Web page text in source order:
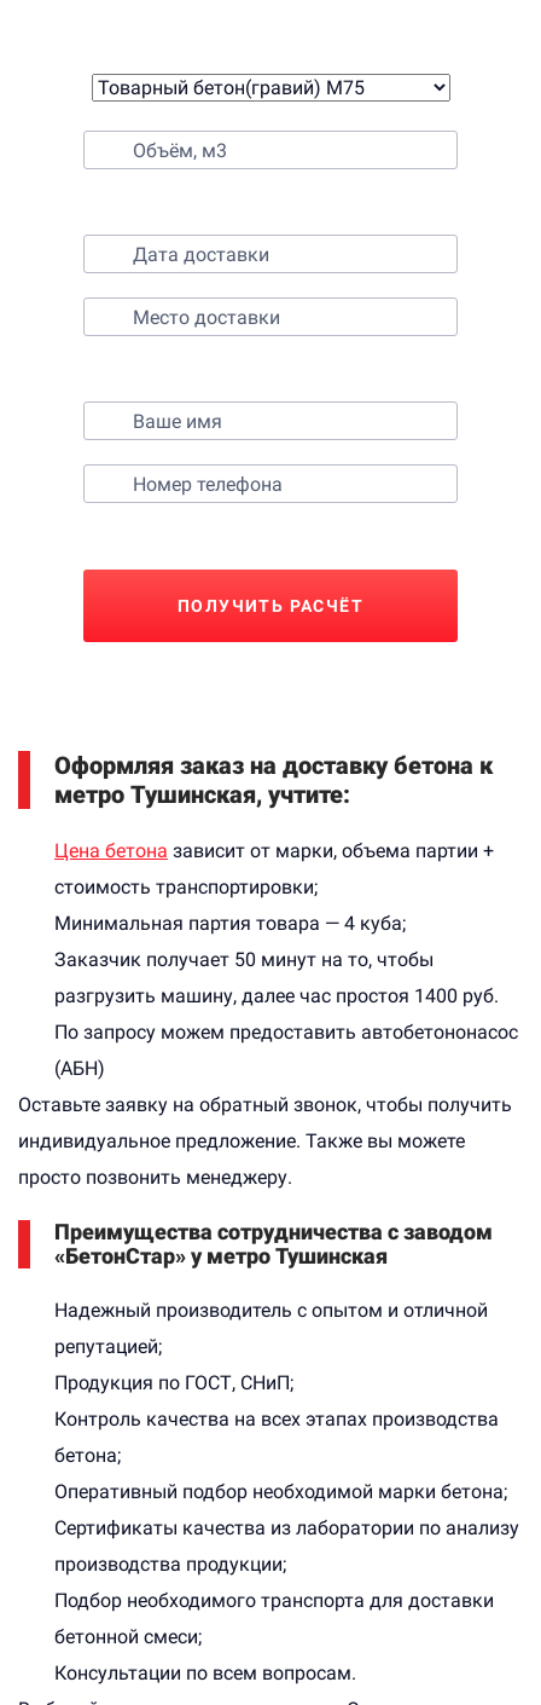
ПОЛУЧИТЬ РАСЧЁТ
Оформляя заказ на доставку бетона к
метро Тушинская, учтите:
Цена бетона зависит от марки, объема партии +
стоимость транспортировки;
Минимальная партия товара — 4 куба;
Заказчик получает 50 минут на то, чтобы
разгрузить машину, далее час простоя 1400 руб.
По запросу можем предоставить автобетононасос
(АБН)
Оставьте заявку на обратный звонок, чтобы получить
индивидуальное предложение. Также вы можете
просто позвонить менеджеру.
Преимущества сотрудничества с заводом
«БетонСтар» у метро Тушинская
Надежный производитель с опытом и отличной
репутацией;
Продукция по ГОСТ, СНиП;
Контроль качества на всех этапах производства
бетона;
Оперативный подбор необходимой марки бетона;
Сертификаты качества из лаборатории по анализу
производства продукции;
Подбор необходимого транспорта для доставки
бетонной смеси;
Консультации по всем вопросам.